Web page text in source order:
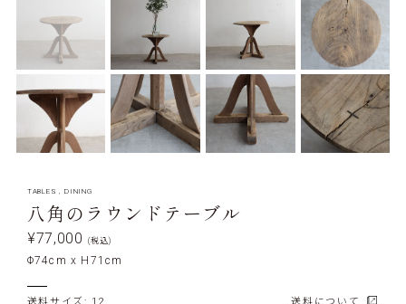
TABLES ,DINING
八角のラウンドテーブル
¥77,000 (税込)
Φ74cm x H71cm